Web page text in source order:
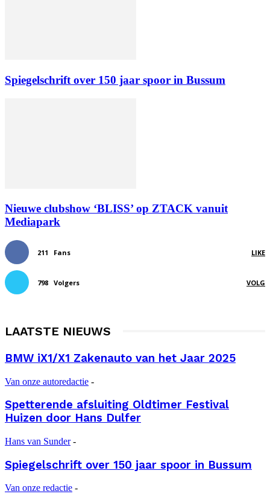
Spiegelschrift over 150 jaar spoor in Bussum
Nieuwe clubshow ‘BLISS’ op ZTACK vanuit
Mediapark
211 Fans LIKE
798 Volgers VOLG
LAATSTE NIEUWS
BMW iX1/X1 Zakenauto van het Jaar 2025
Van onze autoredactie -
Spetterende afsluiting Oldtimer Festival
Huizen door Hans Dulfer
Hans van Sunder -
Spiegelschrift over 150 jaar spoor in Bussum
Van onze redactie -